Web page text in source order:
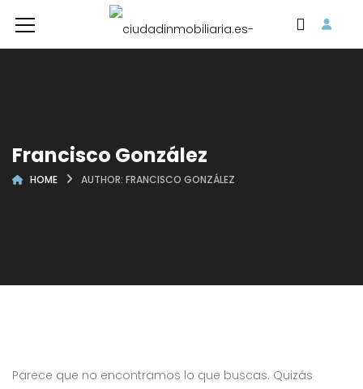
Francisco González
HOME AUTHOR: FRANCISCO GONZÁLEZ
Parece que no encontramos lo que buscas. Quizás